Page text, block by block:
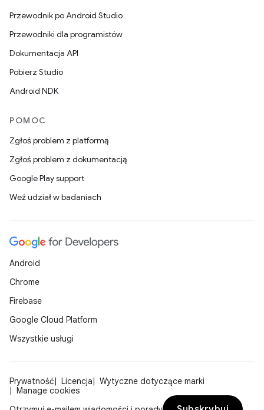
Przewodnik po Android Studio
Przewodniki dla programistów
Dokumentacja API
Pobierz Studio
Android NDK
POMOC
Zgłoś problem z platformą
Zgłoś problem z dokumentacją
Google Play support
Weź udział w badaniach
Android
Chrome
Firebase
Google Cloud Platform
Wszystkie usługi
Prywatność Licencja
Wytyczne dotyczące marki
Manage cookies